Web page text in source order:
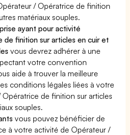
/ Opératrice de finition
matériaux souples.
ayant pour activité
finition sur articles en cuir et
vous devrez adhérer à une
votre convention
aide à trouver la meilleure
conditions légales liées à votre
de finition sur articles
souples.
vous pouvez bénéficier de
à votre activité de Opérateur /